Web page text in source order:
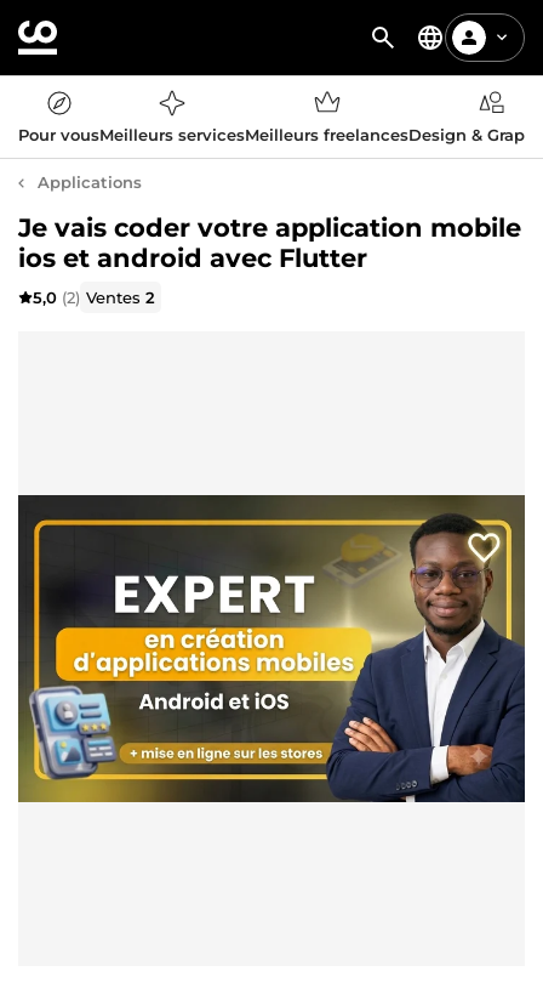
Pour vousMeilleurs servicesMeilleurs freelancesDesign &
Applications
Je vais coder votre application mobile
ios et android avec Flutter
5,0 (2) Ventes2